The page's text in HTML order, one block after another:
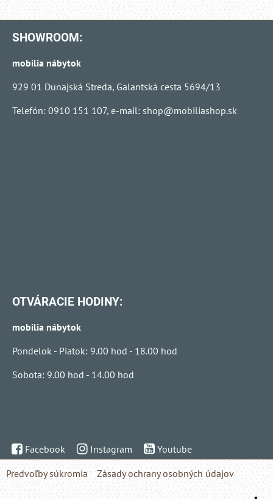
SHOWROOM:
mobilia nábytok
929 01 Dunajská Streda, Galantská cesta 5694/13
Telefón: 0910 151 107, e-mail: shop@mobiliashop.sk
OTVÁRACIE HODINY:
mobilia nábytok
Pondelok - Piatok: 9.00 hod - 18.00 hod
Sobota: 9.00 hod - 14.00 hod
Facebook Instagram
Youtube
Predvoľby súkromia
Zásady ochrany osobných údajov